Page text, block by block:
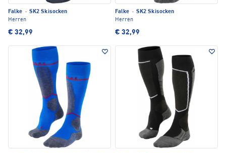
Falke · SK2 Skisocken
Herren
€ 32,99
Falke · SK2 Skisocken
Herren
€ 32,99